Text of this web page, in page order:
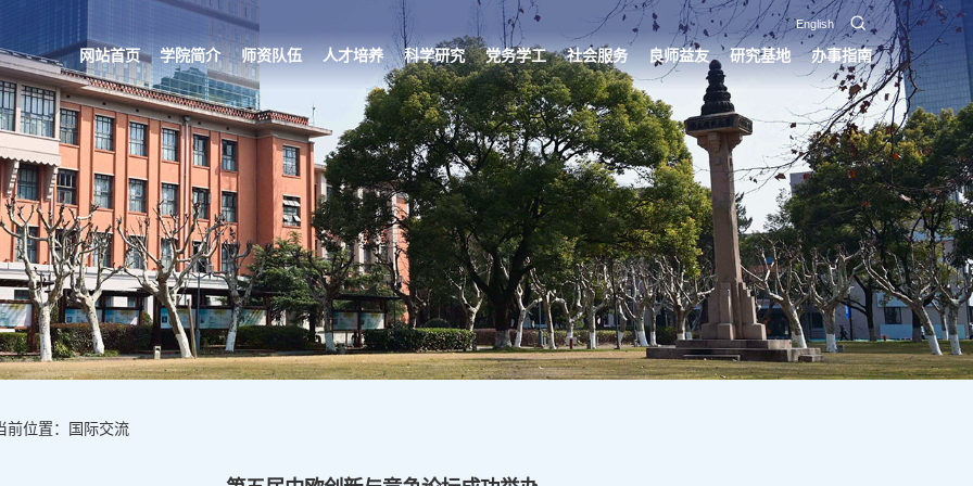
English
网站首页 学院简介 师资队伍 人才培养 科学研究 党务学工 社会服务 良师益友 研究基地 办事指南
前位置：国际交流